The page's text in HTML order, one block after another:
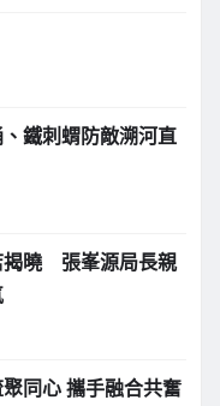
鐵刺蝟防敵溯河直
揭曉 張峯源局長親
同心 攜手融合共奮